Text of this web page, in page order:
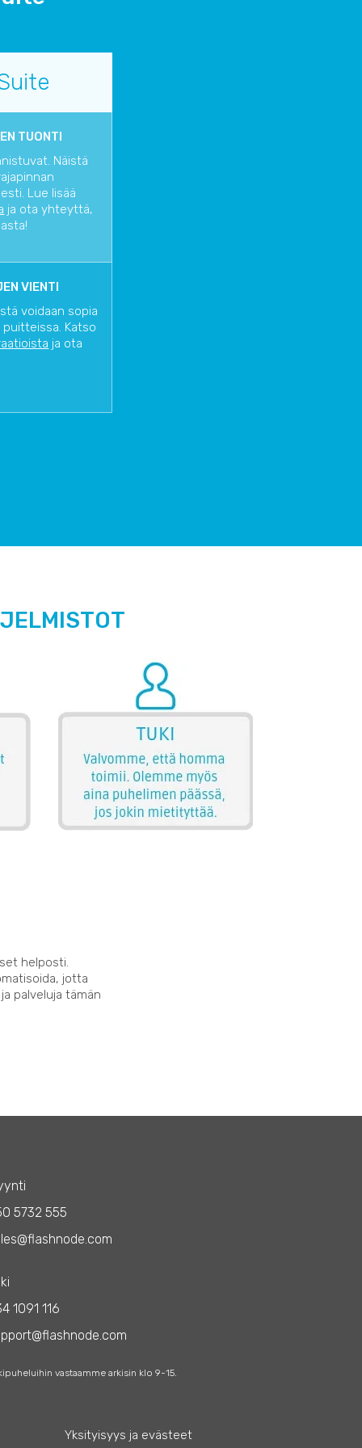
TUONTI
Näistä
Lue lisää
ja ota yhteyttä,
VIENTI
voidaan sopia
Katso
ja ota
helposti.
jotta
palveluja tämän
5732 555
1091 116
vastaamme arkisin klo 9-15.
Yksityisyys ja evästeet